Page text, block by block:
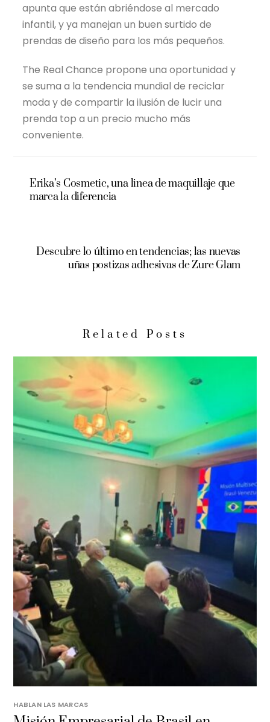
apunta que están abriéndose al mercado
infantil, y ya manejan un buen surtido de
prendas de diseño para los más pequeños.
The Real Chance propone una oportunidad y
se suma a la tendencia mundial de reciclar
moda y de compartir la ilusión de lucir una
prenda top a un precio mucho más
conveniente.
Erika’s Cosmetic, una linea de maquillaje que
marca la diferencia
Descubre lo último en tendencias; las nuevas
uñas postizas adhesivas de Zure Glam
Related Posts
HABLAN LAS MARCAS